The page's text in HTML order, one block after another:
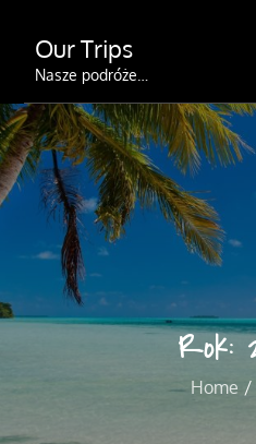
content
Our Trips
Nasze podróże…
Rok:
Home